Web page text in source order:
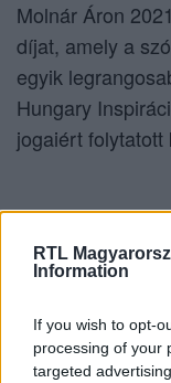
RTL
Information
If you wish to opt-
processing of your
targeted
Molnár Áron
díjat, amely a
egyik
Hungary
jogaiért folytatott
RTL-es
év egyik